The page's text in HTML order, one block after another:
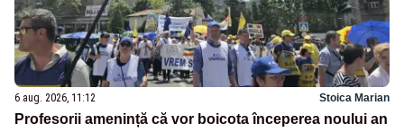
6 aug. 2026, 11:12 Stoica Marian
Profesorii amenință că vor boicota începerea noului an